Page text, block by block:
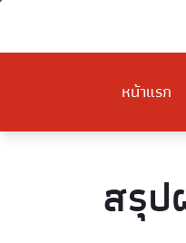
หน้าแรก
สรุป